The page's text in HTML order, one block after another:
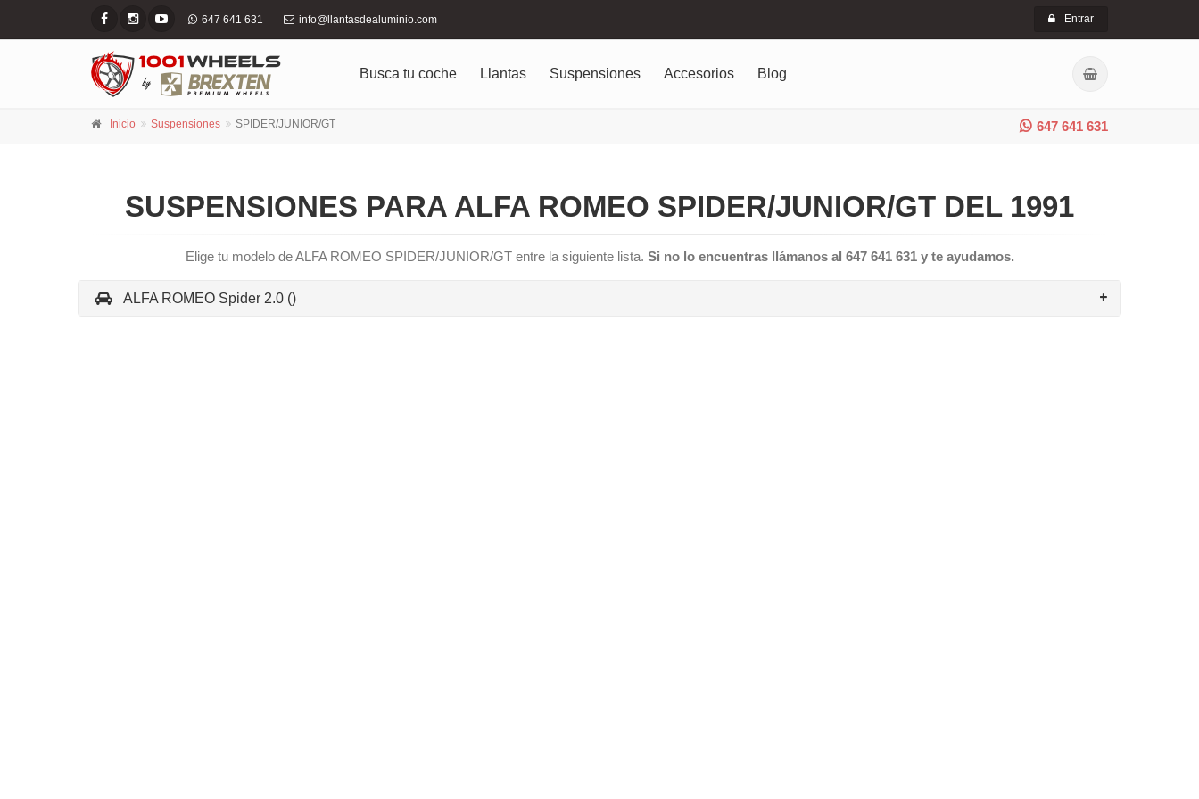
647 641 631 info@llantasdealuminio.com Entrar
Busca tu coche Llantas Suspensiones Accesorios Blog
647 641 631
Inicio Suspensiones SPIDER/JUNIOR/GT
SUSPENSIONES PARA ALFA ROMEO SPIDER/JUNIOR/GT DEL 1991
Elige tu modelo de ALFA ROMEO SPIDER/JUNIOR/GT entre la siguiente lista. Si no lo encuentras llámanos al 647 641 631 y te ayudamos.
ALFA ROMEO Spider 2.0 ()